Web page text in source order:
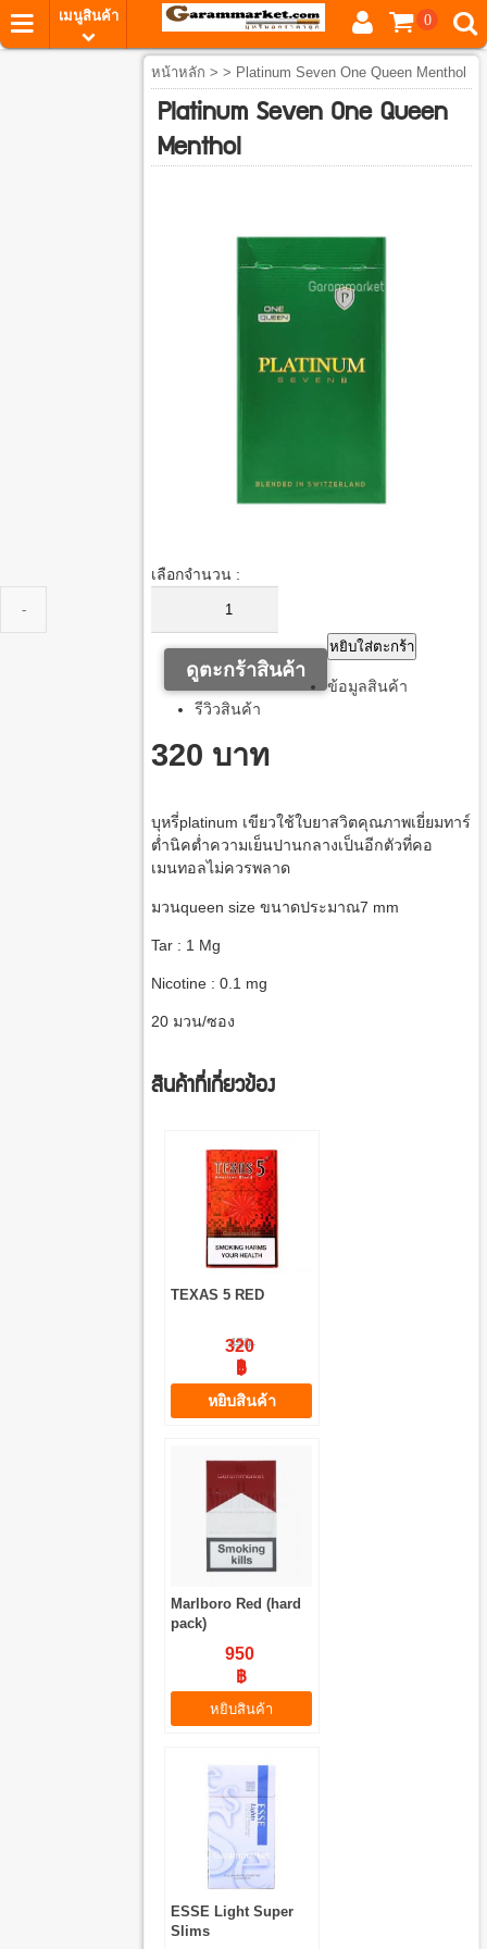
เมนูสินค้า 0
หน้าหลัก > > Platinum Seven One Queen Menthol
Platinum Seven One Queen
Menthol
เลือกจำนวน :
หยิบใส่ตะกร้า
ดูตะกร้าสินค้า
ข้อมูลสินค้า
รีวิวสินค้า
320 บาท
บุหรี่platinum เขียวใช้ใบยาสวิตคุณภาพเยี่ยมทาร์
ต่ำนิคต่ำความเย็นปานกลางเป็นอีกตัวที่คอ
เมนทอลไม่ควรพลาด
มวนqueen size ขนาดประมาณ7 mm
Tar : 1 Mg
Nicotine : 0.1 mg
20 มวน/ซอง
สินค้าที่เกี่ยวข้อง
TEXAS 5 RED
450
฿
320
฿
หยิบสินค้า
Marlboro Red (hard
pack)
950
฿
หยิบสินค้า
ESSE Light Super
Slims